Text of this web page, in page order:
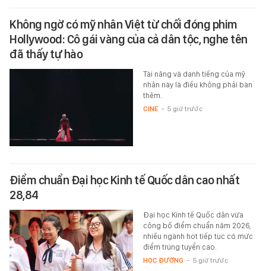
Không ngờ có mỹ nhân Việt từ chối đóng phim
Hollywood: Cô gái vàng của cả dân tộc, nghe tên
đã thấy tự hào
Tài năng và danh tiếng của mỹ
nhân này là điều không phải bàn
thêm.
CINE - 5 giờ trước
Điểm chuẩn Đại học Kinh tế Quốc dân cao nhất
28,84
Đại học Kinh tế Quốc dân vừa
công bố điểm chuẩn năm 2026,
nhiều ngành hot tiếp tục có mức
điểm trúng tuyển cao.
HỌC ĐƯỜNG - 5 giờ trước